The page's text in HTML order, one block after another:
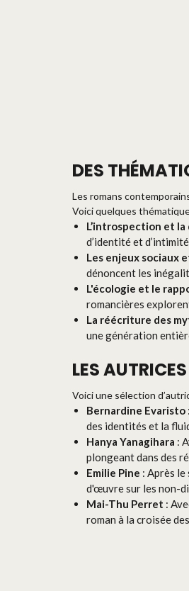
DES
Les romans
Voici quelques
L’introspection et
d’identité et
Les enjeux sociaux
dénoncent les
L'écologie et le
romancières
La réécriture des
une génération
LES
Voici une sélection
Bernardine Evaristo
des identités et la
Hanya Yanagihara :
plongeant dans des
Emilie Pine : Après le
d'œuvre sur les non-
Mai-Thu Perret :
roman à la croisée